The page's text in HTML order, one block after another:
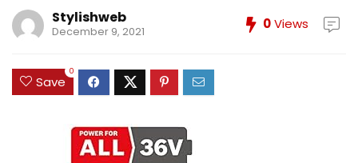
Stylishweb
December 9, 2021 0Views
Save
0